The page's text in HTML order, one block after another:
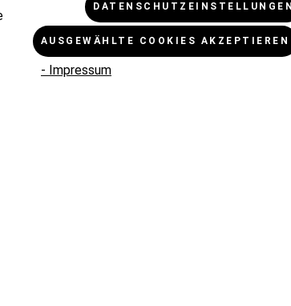
und Rückgabe
Cookie -
Datenschutz
DATENSCHUTZEINSTELLUNGEN
AUSGEWÄHLTE COOKIES AKZEPTIEREN
- Impressum